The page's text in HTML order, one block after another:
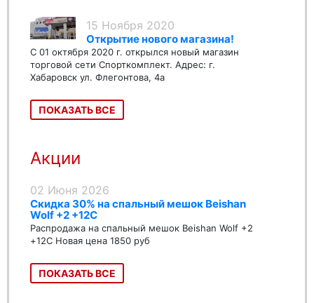
15 Ноября 2020
Открытие нового магазина!
С 01 октября 2020 г. открылся новый магазин
торговой сети Спорткомплект. Адрес: г.
Хабаровск ул. Флегонтова, 4а
ПОКАЗАТЬ ВСЕ
Акции
02 Июня 2026
Скидка 30% на спальный мешок Beishan
Wolf +2 +12C
Распродажа на спальный мешок Beishan Wolf +2
+12C Новая цена 1850 руб
ПОКАЗАТЬ ВСЕ